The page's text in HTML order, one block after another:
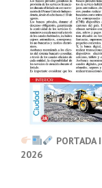
PORTADA
2026